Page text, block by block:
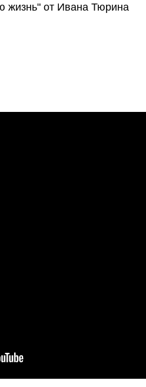
жизнь" от Ивана Тюрина